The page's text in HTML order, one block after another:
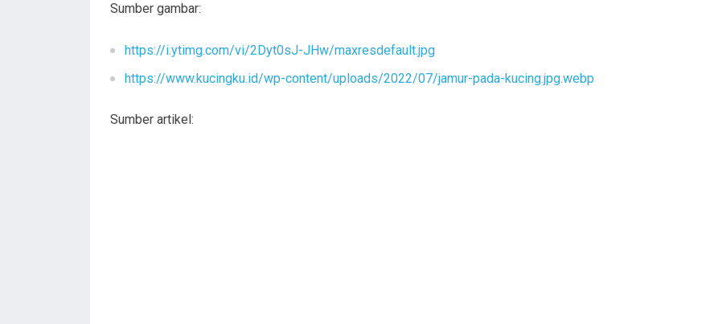
Sumber gambar:
https://i.ytimg.com/vi/2Dyt0sJ-JHw/maxresdefault.jpg
https://www.kucingku.id/wp-content/uploads/2022/07/jamur-pada-kucing.jpg.webp
Sumber artikel: